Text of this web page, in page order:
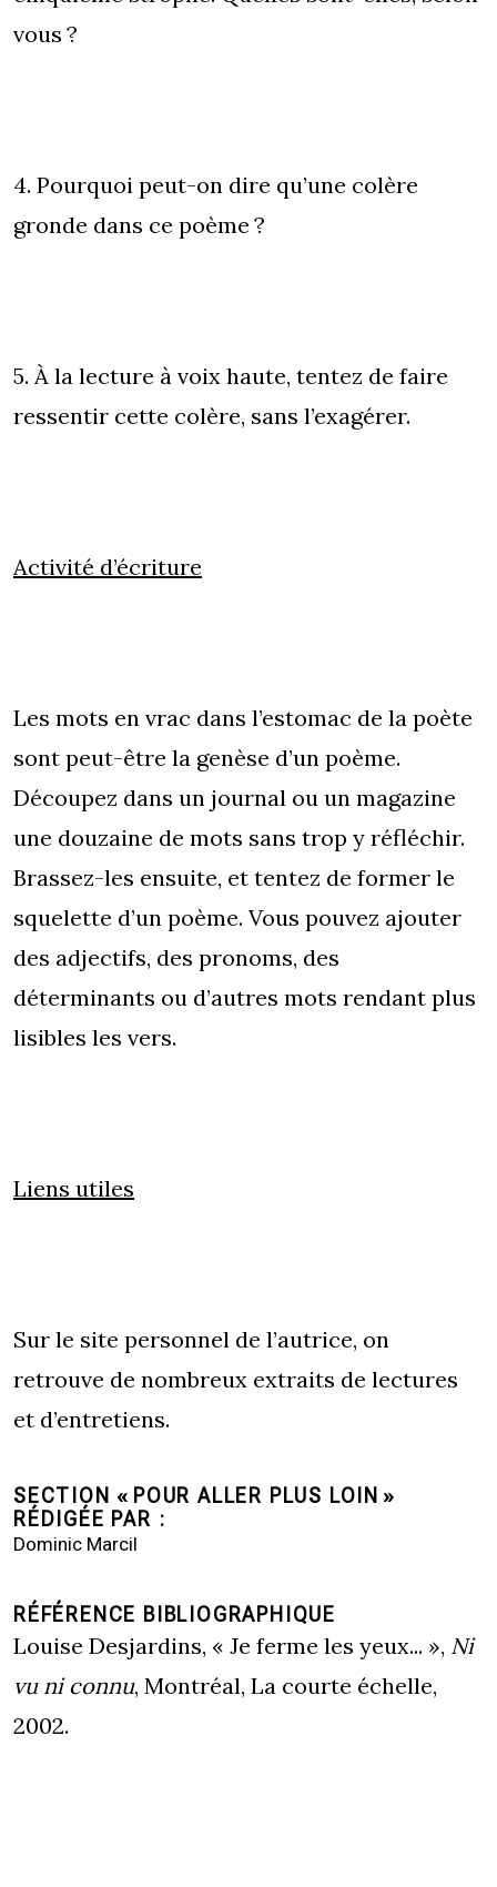
vous ?
4. Pourquoi peut-on dire qu’une colère
gronde dans ce poème ?
5. À la lecture à voix haute, tentez de faire
ressentir cette colère, sans l’exagérer.
Activité d’écriture
Les mots en vrac dans l’estomac de la poète
sont peut-être la genèse d’un poème.
Découpez dans un journal ou un magazine
une douzaine de mots sans trop y réfléchir.
Brassez-les ensuite, et tentez de former le
squelette d’un poème. Vous pouvez ajouter
des adjectifs, des pronoms, des
déterminants ou d’autres mots rendant plus
lisibles les vers.
Liens utiles
Sur le site personnel de l’autrice, on
retrouve de nombreux extraits de lectures
et d’entretiens.
SECTION « POUR ALLER PLUS LOIN »
RÉDIGÉE PAR
Dominic Marcil
RÉFÉRENCE BIBLIOGRAPHIQUE
Louise Desjardins, « Je ferme les yeux... », Ni
vu ni connu, Montréal, La courte échelle,
2002.